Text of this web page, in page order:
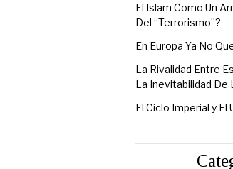
El Islam Como Un
Del “Terrorismo”?
En Europa Ya No
La Rivalidad Entre
La Inevitabilidad De
El Ciclo Imperial y